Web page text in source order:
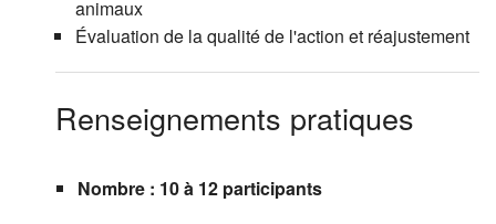
animaux
Évaluation de la qualité de l'action et réajustement
Renseignements pratiques
Nombre : 10 à 12 participants